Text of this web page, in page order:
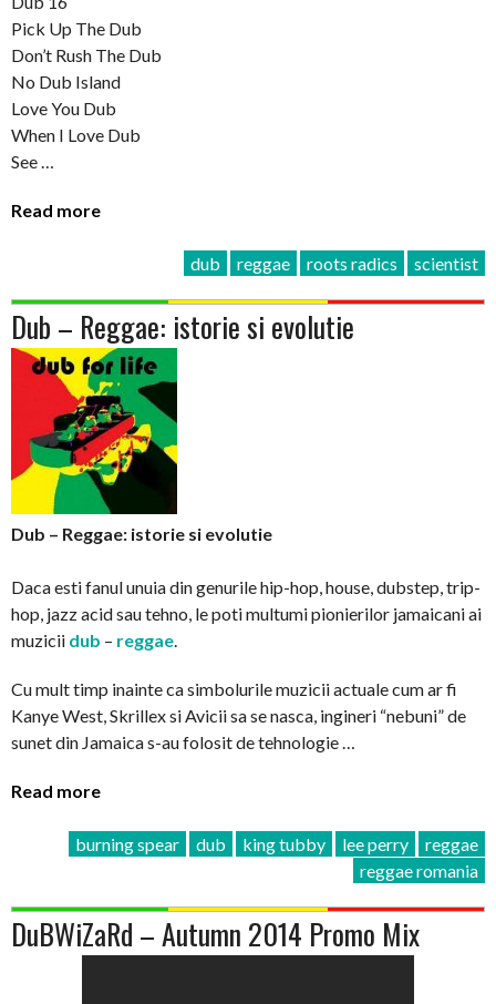
Pick Up The Dub
Don’t Rush The Dub
No Dub Island
Love You Dub
When I Love Dub
See …
Read more
dub reggae roots radics scientist
Dub – Reggae: istorie si evolutie
Dub – Reggae: istorie si evolutie
Daca esti fanul unuia din genurile hip-hop, house, dubstep, trip-
hop, jazz acid sau tehno, le poti multumi pionierilor jamaicani ai
muzicii dub – reggae.
Cu mult timp inainte ca simbolurile muzicii actuale cum ar fi
Kanye West, Skrillex si Avicii sa se nasca, ingineri “nebuni” de
sunet din Jamaica s-au folosit de tehnologie …
Read more
burning spear dub king tubby lee perry
reggae
reggae romania
DuBWiZaRd – Autumn 2014 Promo Mix